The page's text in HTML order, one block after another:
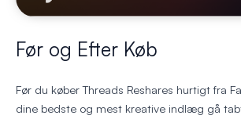
Før og Efter Køb
Før du køber Threads Reshares hurtigt fra
dine bedste og mest kreative indlæg gå